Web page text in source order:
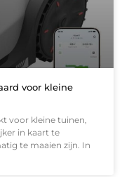
voor kleine
voor kleine tuinen,
in kaart te
te maaien zijn. In